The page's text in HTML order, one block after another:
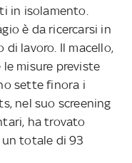
in isolamento.
è da ricercarsi in
lavoro. Il macello,
misure previste
sette finora i
nel suo screening
ha trovato
un totale di 93